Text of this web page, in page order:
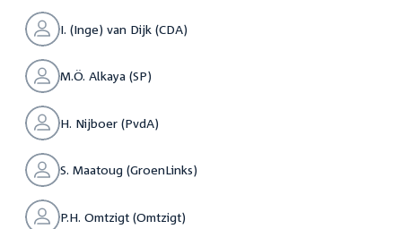
I. (Inge) van Dijk (CDA)
M.Ö. Alkaya (SP)
H. Nijboer (PvdA)
S. Maatoug (GroenLinks)
P.H. Omtzigt (Omtzigt)